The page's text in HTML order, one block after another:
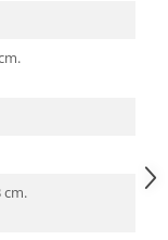
cm.